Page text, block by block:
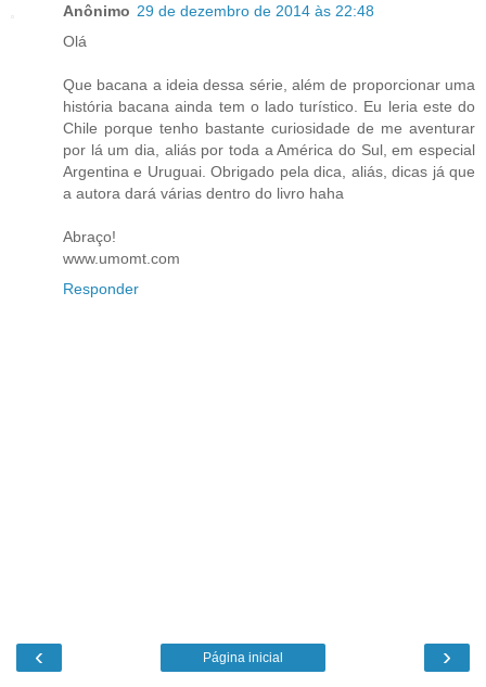
Anônimo 29 de dezembro de 2014 às 22:48
Olá
Que bacana a ideia dessa série, além de proporcionar uma
história bacana ainda tem o lado turístico. Eu leria este do
Chile porque tenho bastante curiosidade de me aventurar
por lá um dia, aliás por toda a América do Sul, em especial
Argentina e Uruguai. Obrigado pela dica, aliás, dicas já que
a autora dará várias dentro do livro haha
Abraço!
www.umomt.com
Responder
‹ ›
Página inicial